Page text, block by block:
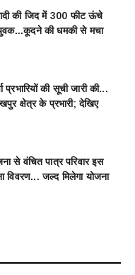
की जिद में 300 फीट ऊंचे
युवक...कूदने की धमकी से मचा
प्रभारियों की सूची जारी की...
क्षेत्र के प्रभारी; देखिए
से वंचित पात्र परिवार इस
विवरण... जल्द मिलेगा योजना